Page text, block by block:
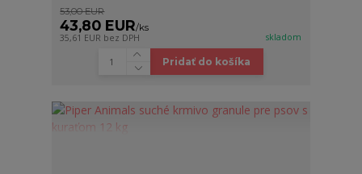
53,00 EUR
43,80 EUR/ks
35,61 EUR bez DPH skladom
Pridať do košíka